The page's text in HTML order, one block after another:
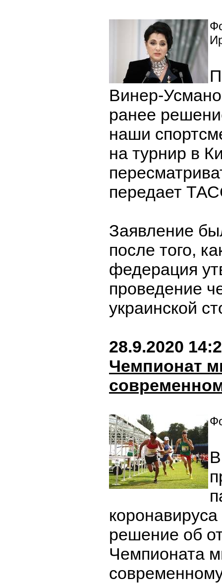
Винер-
ранее
наши
на турнир в
передает
Заявление
после того,
федерация
проведение
украинской
28.9.2020
Чемпионат
решение об
Чемпионата